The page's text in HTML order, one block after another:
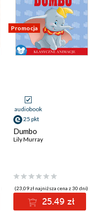
Promocja
audiobook
25 pkt
Dumbo
Lily Murray
(23,09 zł najniższa cena z 30 dni)
25.49 zł